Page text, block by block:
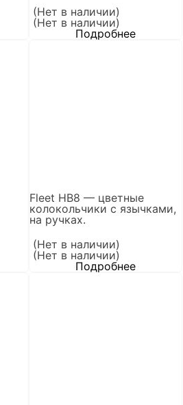
(Нет в наличии)
(Нет в наличии)
Подробнее
Fleet HB8 — цветные
колокольчики с язычками,
на ручках.
(Нет в наличии)
(Нет в наличии)
Подробнее